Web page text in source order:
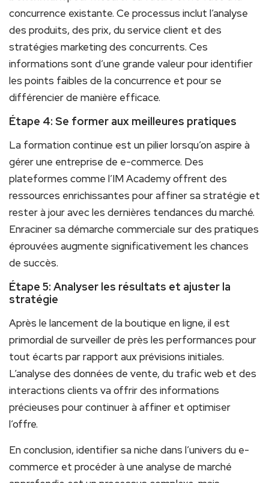
concurrence existante. Ce processus inclut l’analyse
des produits, des prix, du service client et des
stratégies marketing des concurrents. Ces
informations sont d’une grande valeur pour identifier
les points faibles de la concurrence et pour se
différencier de manière efficace.
Étape 4: Se former aux meilleures pratiques
La formation continue est un pilier lorsqu’on aspire à
gérer une entreprise de e-commerce. Des
plateformes comme l’IM Academy offrent des
ressources enrichissantes pour affiner sa stratégie et
rester à jour avec les dernières tendances du marché.
Enraciner sa démarche commerciale sur des pratiques
éprouvées augmente significativement les chances
de succès.
Étape 5: Analyser les résultats et ajuster la
stratégie
Après le lancement de la boutique en ligne, il est
primordial de surveiller de près les performances pour
tout écarts par rapport aux prévisions initiales.
L’analyse des données de vente, du trafic web et des
interactions clients va offrir des informations
précieuses pour continuer à affiner et optimiser
l’offre.
En conclusion, identifier sa niche dans l’univers du e-
commerce et procéder à une analyse de marché